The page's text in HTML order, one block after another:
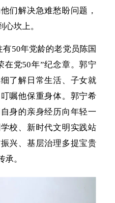
们解决急难愁盼问题，
坎上。
有50年党龄的老党员陈国
在党50年”纪念章。郭宁
了解日常生活、子女就
嘱他保重身体。郭宁希
身的亲身经历向年轻一
校、新时代文明实践站
兴、基层治理多提宝贵
。